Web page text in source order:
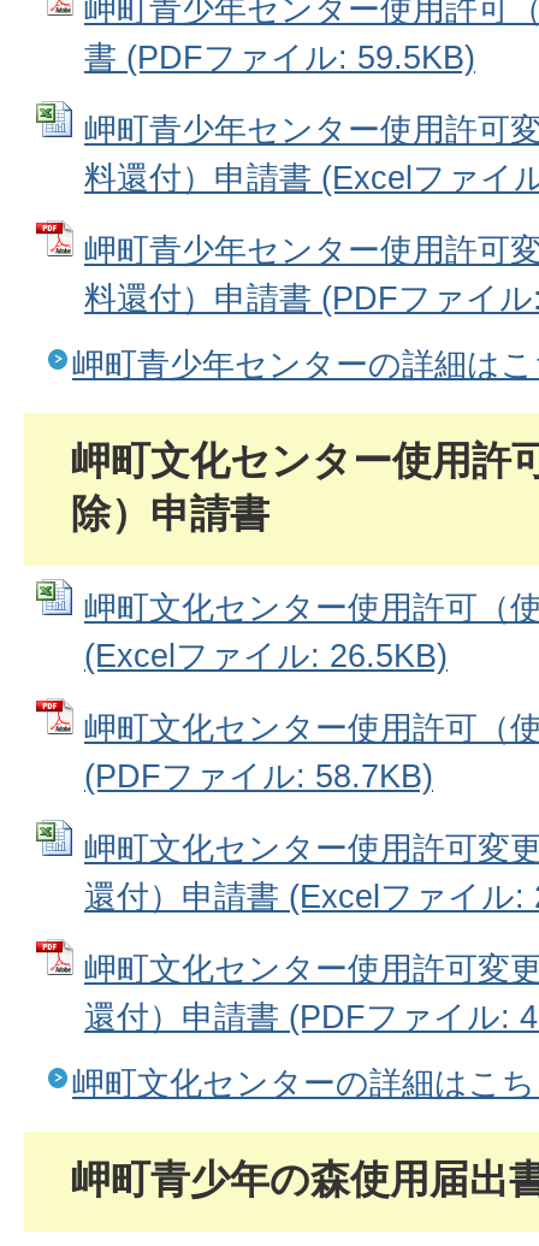
岬町青少年センター使用許可
書 (PDFファイル: 59.5KB)
岬町青少年センター使用許可
料還付）申請書 (Excelファイ
岬町青少年センター使用許可
料還付）申請書 (PDFファイ
岬町青少年センターの詳細は
岬町文化センター使用許
除）申請書
岬町文化センター使用許可（
(Excelファイル: 26.5KB)
岬町文化センター使用許可（
(PDFファイル: 58.7KB)
岬町文化センター使用許可変
還付）申請書 (Excelファイル:
岬町文化センター使用許可変
還付）申請書 (PDFファイル:
岬町文化センターの詳細はこ
岬町青少年の森使用届出